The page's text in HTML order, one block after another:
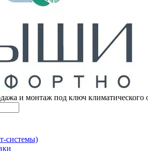
и монтаж под ключ климатического
системы)